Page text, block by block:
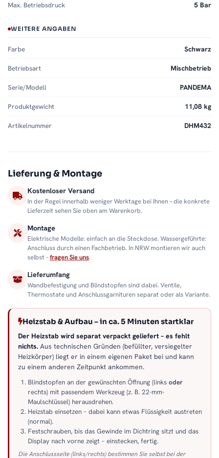
Max. Betriebsdruck 5 Bar
WEITERE ANGABEN
Farbe Schwarz
Betriebsart Mischbetrieb
Serie/Modell PANDEMA
Produktgewicht 11,08 kg
Artikelnummer DHM432
Lieferung & Montage
Kostenloser Versand
In der Regel innerhalb weniger Werktage bei Ihnen – die konkrete
Lieferzeit sehen Sie oben am Warenkorb.
Montage
Elektrische Modelle: einfach an die Steckdose. Wassergeführte:
Anschluss durch einen Fachbetrieb. In NRW montieren wir auch
selbst –fragen Sie uns.
Lieferumfang
Wandbefestigung und Blindstopfen sind dabei. Ventile,
Thermostate und Anschlussgarnituren separat oder als Variante.
Heizstab & Aufbau – in ca. 5 Minuten startklar
Der Heizstab wird separat verpackt geliefert – es fehlt
nichts. Aus technischen Gründen (befüllter, versiegelter
Heizkörper) liegt er in einem eigenen Paket bei und kann
zu einem anderen Zeitpunkt ankommen.
Blindstopfen an der gewünschten Öffnung (links oder
rechts) mit passendem Werkzeug (z. B. 22-mm-
Maulschlüssel) herausdrehen.
Heizstab einsetzen – dabei kann etwas Flüssigkeit austreten
(normal).
Festschrauben, bis das Gewinde im Dichtring sitzt und das
Display nach vorne zeigt – einstecken, fertig.
Die Anschlussseite (links/rechts) bestimmen Sie selbst bei der